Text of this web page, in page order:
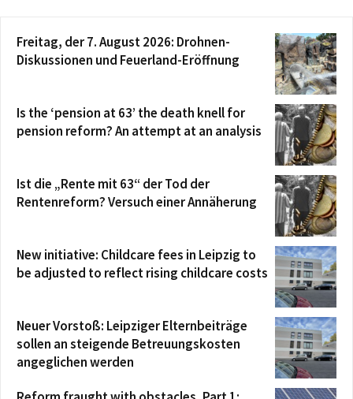
Freitag, der 7. August 2026: Drohnen-
Diskussionen und Feuerland-Eröffnung
Is the ‘pension at 63’ the death knell for
pension reform? An attempt at an analysis
Ist die „Rente mit 63“ der Tod der
Rentenreform? Versuch einer Annäherung
New initiative: Childcare fees in Leipzig to
be adjusted to reflect rising childcare costs
Neuer Vorstoß: Leipziger Elternbeiträge
sollen an steigende Betreuungskosten
angeglichen werden